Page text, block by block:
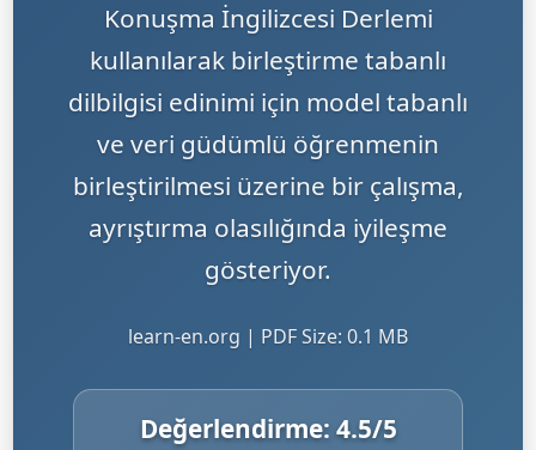
Konuşma İngilizcesi Derlemi
kullanılarak birleştirme tabanlı
dilbilgisi edinimi için model tabanlı
ve veri güdümlü öğrenmenin
birleştirilmesi üzerine bir çalışma,
ayrıştırma olasılığında iyileşme
gösteriyor.
learn-en.org | PDF Size: 0.1 MB
Değerlendirme: 4.5/5